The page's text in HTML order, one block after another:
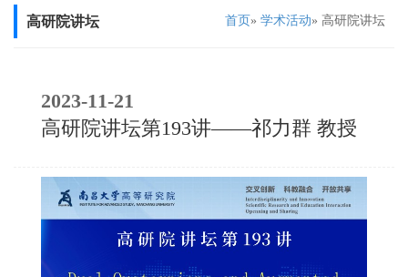
高研院讲坛 首页» 学术活动» 高研院讲坛
2023-11-21
高研院讲坛第193讲——祁力群 教授